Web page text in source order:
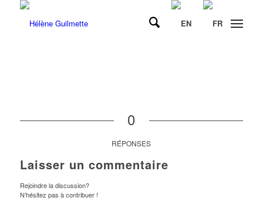
0
RÉPONSES
Laisser un commentaire
Rejoindre la discussion?
N’hésitez pas à contribuer !